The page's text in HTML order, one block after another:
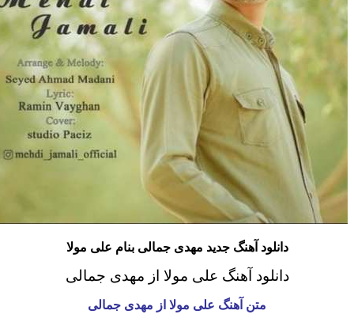
دانلود آهنگ جدید مهدی جمالی بنام علی مولا
دانلود آهنگ علی مولا از مهدی جمالی
متن آهنگ علی مولا از مهدی جمالی